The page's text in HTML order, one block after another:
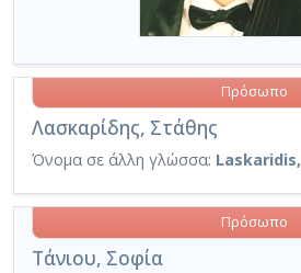
Λασκαρίδης, Στάθης
Πρόσωπο
Όνομα σε άλλη γλώσσα:
Τάνιου, Σοφία
Πρόσωπο